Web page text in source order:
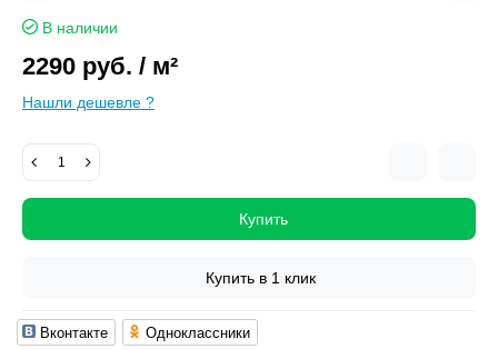
В наличии
2290 руб. / м²
Нашли дешевле ?
Купить
Купить в 1 клик
Вконтакте Одноклассники